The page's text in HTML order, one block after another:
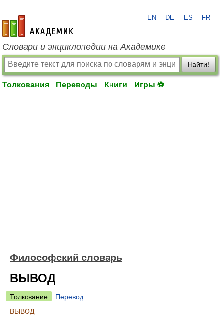
academic.ru
EN DE ES FR
Словари и энциклопедии на Академике
Найти!
Толкования Переводы Книги Игры ⚽
Философский словарь
ВЫВОД
Толкование
Перевод
ВЫВОД